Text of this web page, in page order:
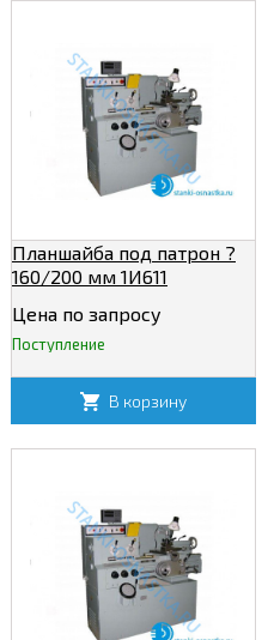
Планшайба под патрон ?
160/200 мм 1И611
Цена по запросу
Поступление
В корзину